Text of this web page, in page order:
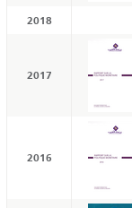
2018
2017
2016